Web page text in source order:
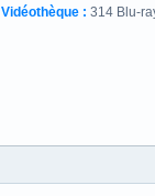
Vidéothèque : 314 Blu-